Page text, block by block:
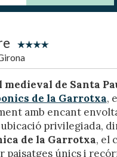
medieval de Santa
de la Garrotxa,
amb encant
privilegiada,
de la Garrotxa, el
paisatges únics i